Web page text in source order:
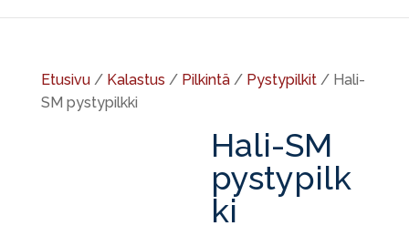
Etusivu/ Kalastus / Pilkintä/ Pystypilkit/ Hali-
SM pystypilkki
Hali-SM
pystypilk
ki